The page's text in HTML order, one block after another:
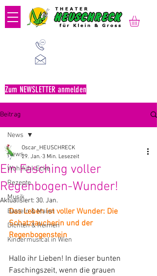
Zum NEWSLETTER anmelden
Beitrag
News
Wohlfühl-Ecke
Rezepte
Musik
Basteln & Malen
Dichten & Reimen
Kindermusical in Wien
News
Ein Fasching voller
Regenbogen-Wunder!
Oscar_HEUSCHRECK
29. Jan. 3 Min. Lesezeit
Aktualisiert: 30. Jan.
Das Leben ist voller Wunder: Die
Schatztaucherin und der
Regenbogenstein
Hallo ihr Lieben! In dieser bunten
Faschingszeit, wenn die grauen